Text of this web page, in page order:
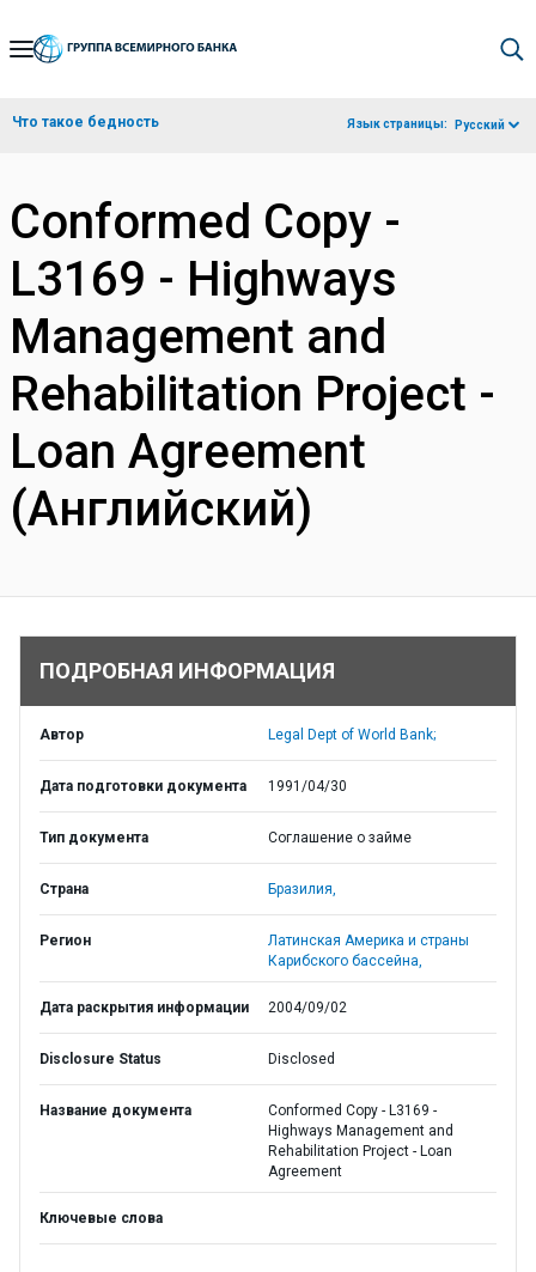
Skip
Navigation
Что такое бедность Язык страницы: Русский
Conformed Copy -
L3169 - Highways
Management and
Rehabilitation Project -
Loan Agreement
(Английский)
ПОДРОБНАЯ ИНФОРМАЦИЯ
Автор Legal Dept of World Bank;
Дата подготовки документа 1991/04/30
Тип документа Соглашение о займе
Страна Бразилия,
Регион
Латинская Америка и страны
Карибского бассейна,
Дата раскрытия информации 2004/09/02
Disclosure Status Disclosed
Название документа
Conformed Copy - L3169 -
Highways Management and
Rehabilitation Project - Loan
Agreement
Ключевые слова